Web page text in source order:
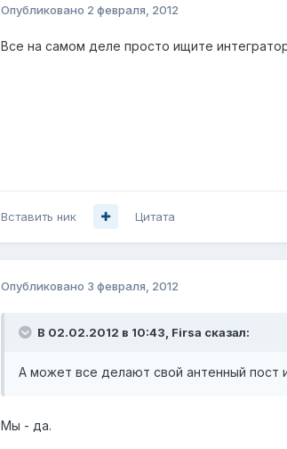
Опубликовано 2 февраля, 2012
Все на самом деле просто ищите
Вставить ник Цитата
Опубликовано 3 февраля, 2012
В 02.02.2012 в 10:43, Firsa сказал:
А может все делают свой антенный
Мы - да.